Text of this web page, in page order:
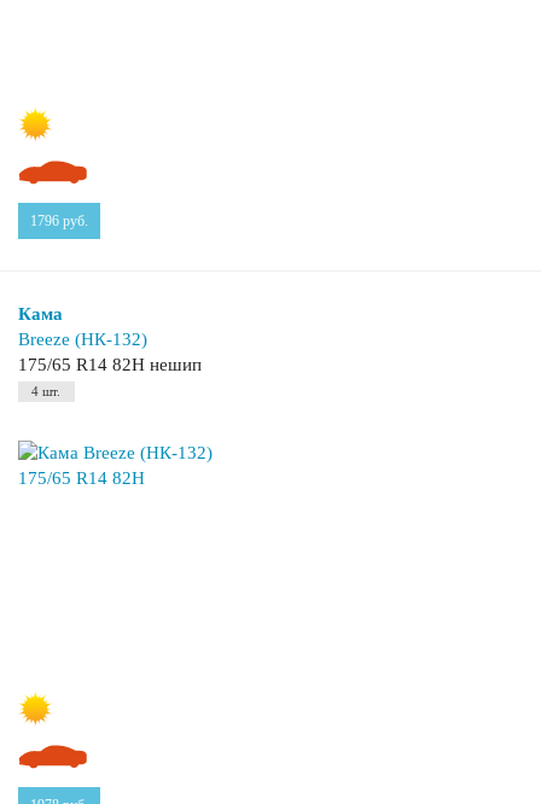
1796 руб.
Кама
Breeze (НК-132)
175/65 R14 82H нешип
4 шт.